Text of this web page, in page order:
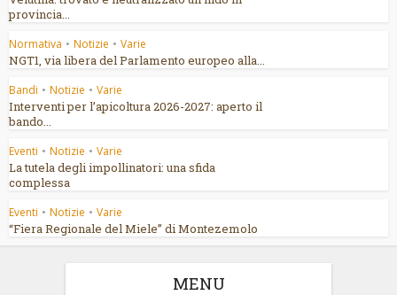
provincia...
Normativa • Notizie • Varie
NGT1, via libera del Parlamento europeo alla...
Bandi • Notizie • Varie
Interventi per l’apicoltura 2026-2027: aperto il
bando...
Eventi • Notizie • Varie
La tutela degli impollinatori: una sfida
complessa
Eventi • Notizie • Varie
“Fiera Regionale del Miele” di Montezemolo
MENU